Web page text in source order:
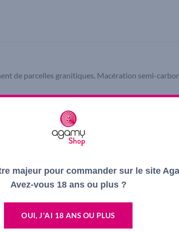
de parcelles granitiques. Macération semi-
la cerise et la groseille. Tannins souples et soyeux.
plateau de fromages ou encore une tarte aux
majeur pour commander sur le site
Avez-vous 18 ans ou plus ?
OUI, J'AI 18 ANS OU PLUS